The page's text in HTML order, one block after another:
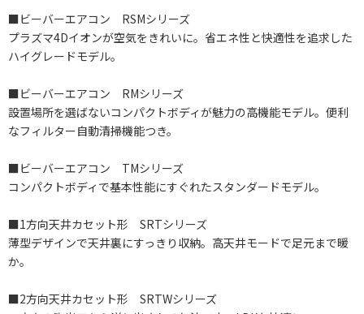
■ビーバーエアコン RSMシリーズ
プラズマ4Dイオンが空気をきれいに。省エネ性と快適性を追求した
ハイグレードモデル。
■ビーバーエアコン RMシリーズ
設置場所を選ばないコンパクトボディが魅力の高機能モデル。便利
なフィルター自動清掃機能つき。
■ビーバーエアコン TMシリーズ
コンパクトボディで基本性能にすぐれたスタンダードモデル。
■1方向天井カセット形 SRTシリーズ
薄型デザインで天井裏にすっきり収納。高天井モードで足元まで暖
か。
■2方向天井カセット形 SRTWシリーズ